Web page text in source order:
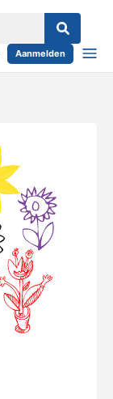
Aanmelden